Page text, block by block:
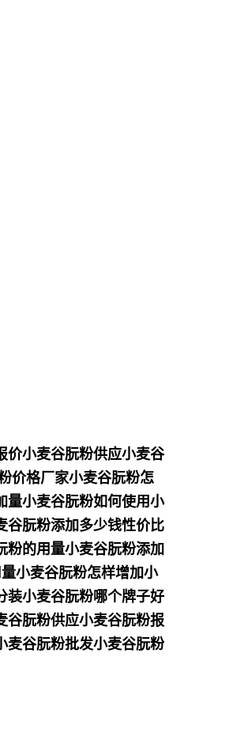
价小麦谷朊粉供应小麦谷
价格厂家小麦谷朊粉怎
量小麦谷朊粉如何使用小
谷朊粉添加多少钱性价比
的用量小麦谷朊粉添加
小麦谷朊粉怎样增加小
装小麦谷朊粉哪个牌子好
谷朊粉供应小麦谷朊粉报
麦谷朊粉批发小麦谷朊粉